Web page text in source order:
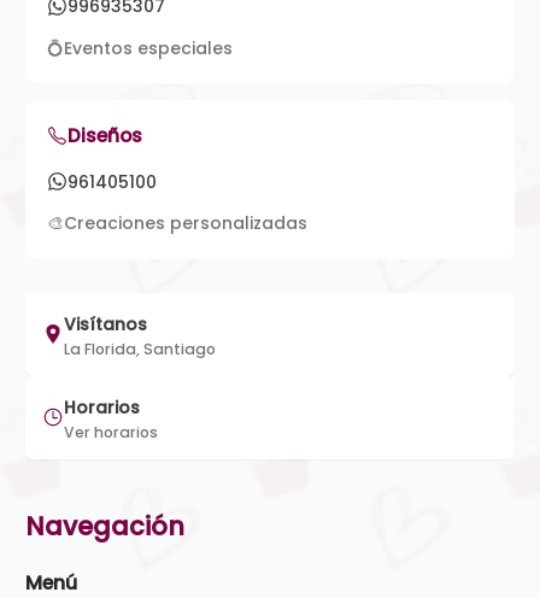
996935307
💍Eventos especiales
Diseños
961405100
🎨Creaciones personalizadas
Visítanos
La Florida, Santiago
Horarios
Ver horarios
Navegación
Menú